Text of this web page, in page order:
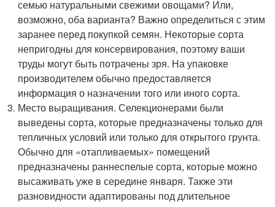
семью натуральными свежими овощами? Или,
возможно, оба варианта? Важно определиться с этим
заранее перед покупкой семян. Некоторые сорта
непригодны для консервирования, поэтому ваши
труды могут быть потрачены зря. На упаковке
производителем обычно предоставляется
информация о назначении того или иного сорта.
Место выращивания. Селекционерами были
выведены сорта, которые предназначены только для
тепличных условий или только для открытого грунта.
Обычно для «отапливаемых» помещений
предназначены раннеспелые сорта, которые можно
высаживать уже в середине января. Также эти
разновидности адаптированы под длительное